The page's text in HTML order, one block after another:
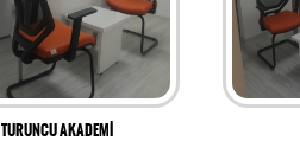
TURUNCU AKADEMİ